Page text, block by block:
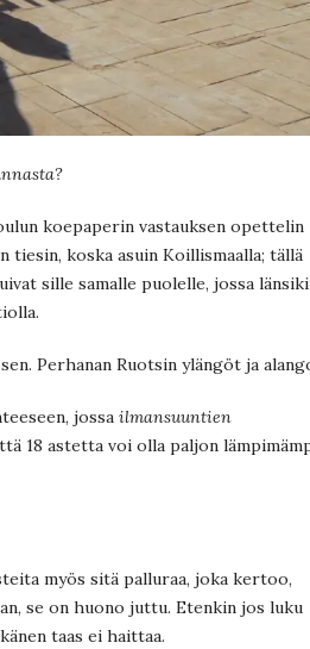
koepaperin vastauksen opettelin
koska asuin Koillismaalla; tällä
sille samalle puolelle, jossa
Perhanan Ruotsin ylängöt ja
jossa ilmansuuntien
18 astetta voi olla paljon
myös sitä palluraa, joka kertoo,
se on huono juttu. Etenkin jos luku
taas ei haittaa.